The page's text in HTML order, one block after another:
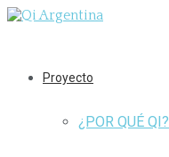
Proyecto
¿POR QUÉ QI?